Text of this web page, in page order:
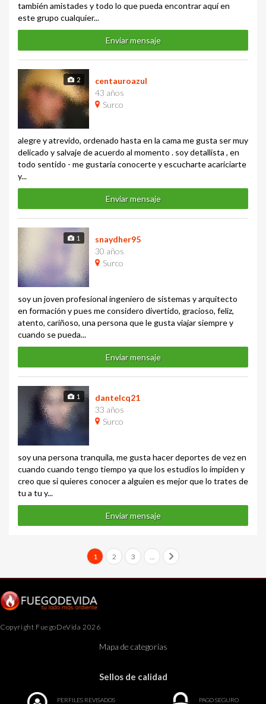
también amistades y todo lo que pueda encontrar aquí en
este grupo cualquier...
Enviar mensaje
2
centauroazul
43 años
Surco
alegre y atrevido, ordenado hasta en la cama me gusta ser muy
delicado y salvaje de acuerdo al momento . soy detallista , en
todo sentido - me gustaria conocerte y escucharte acariciarte
y...
Enviar mensaje
1
snaydher95
30 años
Surco
soy un joven profesional ingeniero de sistemas y arquitecto
en formación y pues me considero divertido, gracioso, feliz,
atento, cariñoso, una persona que le gusta viajar siempre y
cuando se pueda...
Enviar mensaje
1
dantelcq21
33 años
Surco
soy una persona tranquila, me gusta hacer deportes de vez en
cuando cuando tengo tiempo ya que los estudios lo impiden y
creo que si quieres conocer a alguien es mejor que lo trates de
tu a tu y...
Enviar mensaje
1 2 3
Copyright FuegoDeVida 2026
Mapa de categorías
Sellos de calidad
PERFILES REVISADOS PAGO SEGURO